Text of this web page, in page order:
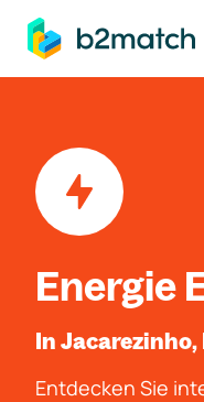
springen
Energie
In
Entdecken Sie